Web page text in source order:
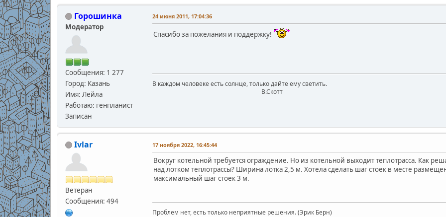
Горошинка
Модератор
Сообщения: 1 277
Город: Казань
Имя: Лейла
Работаю: генпланист
Записан
24 июня 2011, 17:04:36
Спасибо за пожелания и поддержку!
В каждом человеке есть солнце, только дайте ему светить.
В.Скотт
Ivlar
Ветеран
Сообщения: 494
17 ноября 2022, 16:45:44
Вокруг котельной требуется ограждение. Но из котельной выходит теплотрасса. Как
над лотком теплотрассы? Ширина лотка 2,5 м. Хотела сделать шаг стоек в месте
максимальный шаг стоек 3 м.
Проблем нет, есть только неприятные решения. (Эрик Берн)